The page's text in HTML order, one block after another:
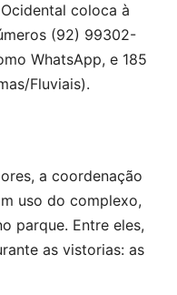
coloca à
(92) 99302-
WhatsApp, e 185
Fluviais).
a coordenação
uso do complexo,
parque. Entre eles,
as vistorias: as